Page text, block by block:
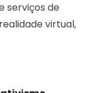
serviços de
virtual,